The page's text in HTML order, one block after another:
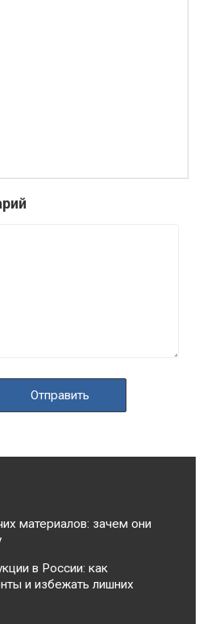
материалов: зачем они
в России: как
и избежать лишних